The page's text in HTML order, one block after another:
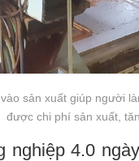
sản xuất giúp người
được chi phí sản xuất,
nghiệp 4.0